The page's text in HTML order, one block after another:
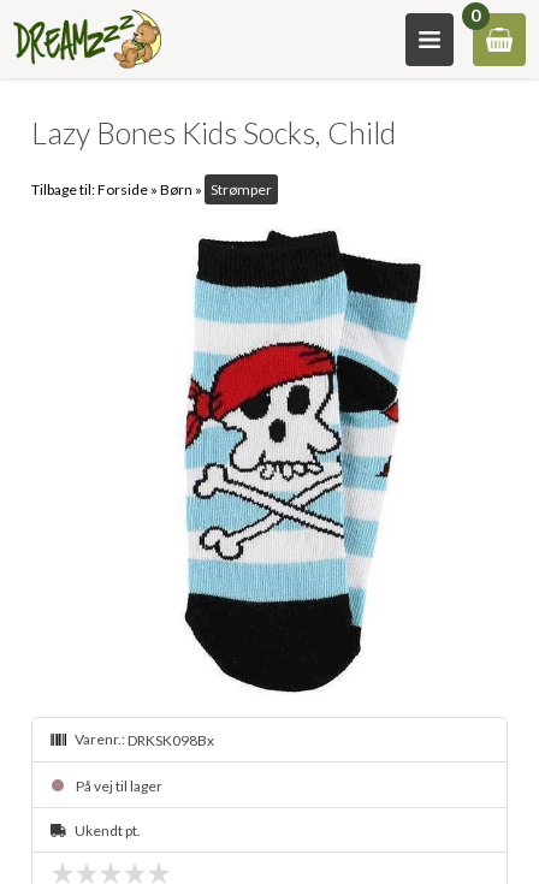
0
Lazy Bones Kids Socks, Child
Tilbage til:Forside »Børn » Strømper
Varenr.:DRKSK098Bx
På vej til lager
Ukendt pt.